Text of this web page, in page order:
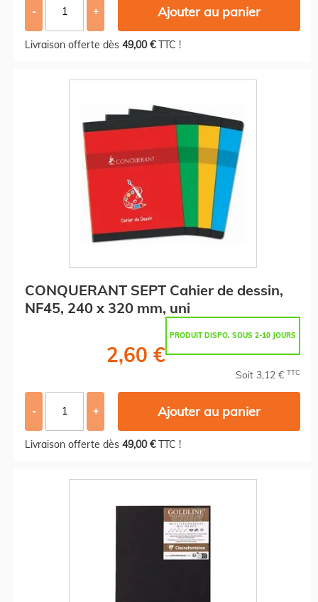
- + Ajouter au panier
Livraison offerte dès 49,00 €TTC !
CONQUERANT SEPT Cahier de dessin,
NF45, 240 x 320 mm, uni
PRODUIT DISPO. SOUS 2-10 JOURS
2,60 €
Soit 3,12 € TTC
- + Ajouter au panier
Livraison offerte dès 49,00 €TTC !